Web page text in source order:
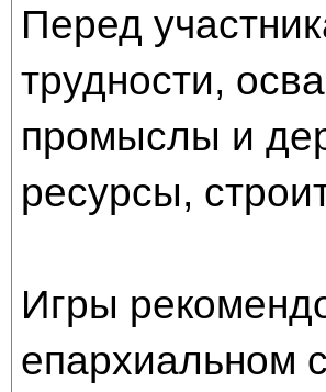
Перед
трудности,
промыслы и
ресурсы,
Игры
епархиальном